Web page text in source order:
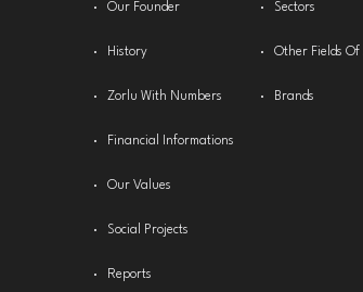
Our Founder
History
Zorlu With Numbers
Financial Informations
Our Values
Social Projects
Reports
Sectors
Other Fields Of
Brands